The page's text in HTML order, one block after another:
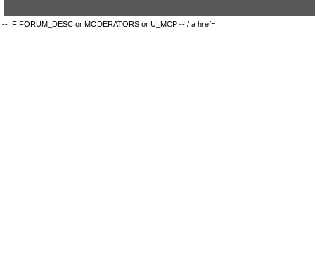
!-- IF FORUM_DESC or MODERATORS or U_MCP -- / a href=